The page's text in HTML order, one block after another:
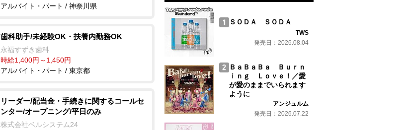
アルバイト・パート / 神奈川県
歯科助手/未経験OK・扶養内勤務OK
永福すずき歯科
時給1,400円～1,450円
アルバイト・パート / 東京都
リーダー/配当金・手続きに関するコールセ
ンター/オープニング/平日のみ
株式会社ベルシステム24
ＳＯＤＡ ＳＯＤＡ
TWS
発売日：2026.08.04
ＢａＢａＢａ Ｂｕｒｎ
ｉｎｇ Ｌｏｖｅ！／愛
が愛のままでいられます
ように
アンジュルム
発売日：2026.07.22